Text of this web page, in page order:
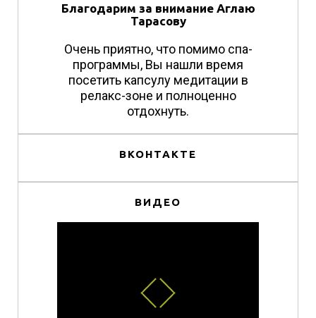
Благодарим за внимание Аглаю
Тарасову
Очень приятно, что помимо спа-
программы, Вы нашли время
посетить капсулу медитации в
релакс-зоне и полноценно
отдохнуть.
ВКОНТАКТЕ
ВИДЕО